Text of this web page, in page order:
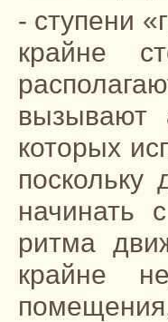
- ступени
крайне
вызывают
которых
начинать
ритма
крайне